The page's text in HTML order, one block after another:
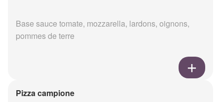
Base sauce tomate, mozzarella, lardons, oignons,
pommes de terre
Pizza campione